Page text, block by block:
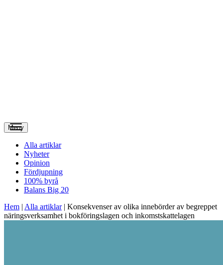
Meny
Alla artiklar
Nyheter
Opinion
Fördjupning
100% byrå
Balans Big 20
Hem | Alla artiklar| Konsekvenser av olika innebörder av begreppet
näringsverksamhet i bokföringslagen och inkomstskattelagen